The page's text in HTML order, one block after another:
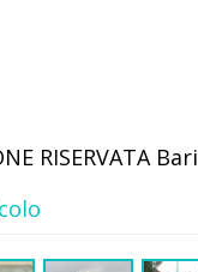
RISERVATA